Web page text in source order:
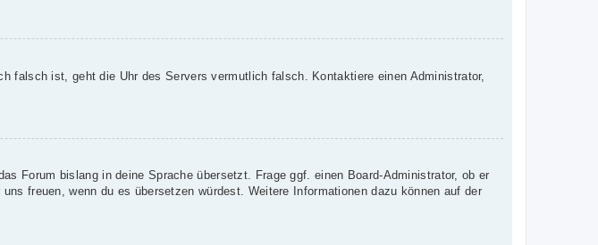
ist, geht die Uhr des Servers vermutlich falsch. Kontaktiere einen Administrator,
Forum bislang in deine Sprache übersetzt. Frage ggf. einen Board-Administrator, ob er
freuen, wenn du es übersetzen würdest. Weitere Informationen dazu können auf der